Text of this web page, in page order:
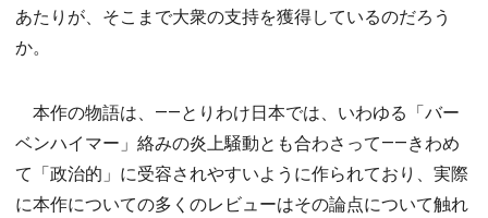
あたりが、そこまで大衆の支持を獲得しているのだろう
か。
本作の物語は、――とりわけ日本では、いわゆる「バー
ベンハイマー」絡みの炎上騒動とも合わさって――きわめ
て「政治的」に受容されやすいように作られており、実際
に本作についての多くのレビューはその論点について触れ